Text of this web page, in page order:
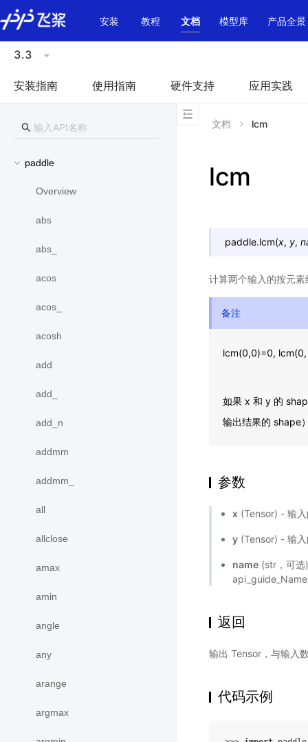
\u200E
安装
教程 文档 模型库 产品全景
3.3
安装指南 使用指南 硬件支持 应用实践
paddle
Overview
abs
abs_
acos
acos_
acosh
add
add_
add_n
addmm
addmm_
all
allclose
amax
amin
angle
any
arange
argmax
文档 lcm
lcm
paddle.lcm(x, y,
计算两个输入的按元
备注
lcm(0,0)=0,
如果 x 和 y 的
输出结果的 shape
参数
x (Tensor) - 输
y (Tensor) - 输
name (str，可选
api_guide_Name
返回
输出 Tensor，与输入
代码示例